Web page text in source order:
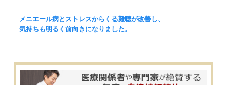
メニエール病とストレスからくる難聴が改善し、
気持ちも明るく前向きになりました。